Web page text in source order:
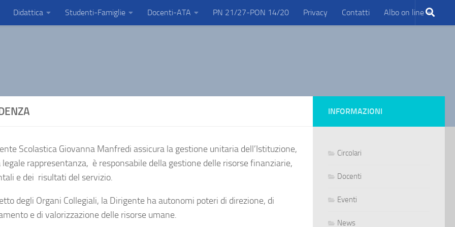
Didattica Studenti-Famiglie Docenti-ATA PN 21/27-PON 14/20 Privacy Contatti Albo on line
Scolastica Giovanna Manfredi assicura la gestione unitaria dell’Istituzione,
legale rappresentanza, è responsabile della gestione delle risorse finanziarie,
e dei risultati del servizio.
degli Organi Collegiali, la Dirigente ha autonomi poteri di direzione, di
e di valorizzazione delle risorse umane.
INFORMAZIONI
Circolari
Docenti
Eventi
News